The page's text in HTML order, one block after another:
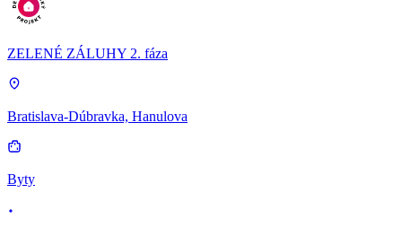
ZELENÉ ZÁLUHY 2. fáza
Bratislava-Dúbravka, Hanulova
Byty